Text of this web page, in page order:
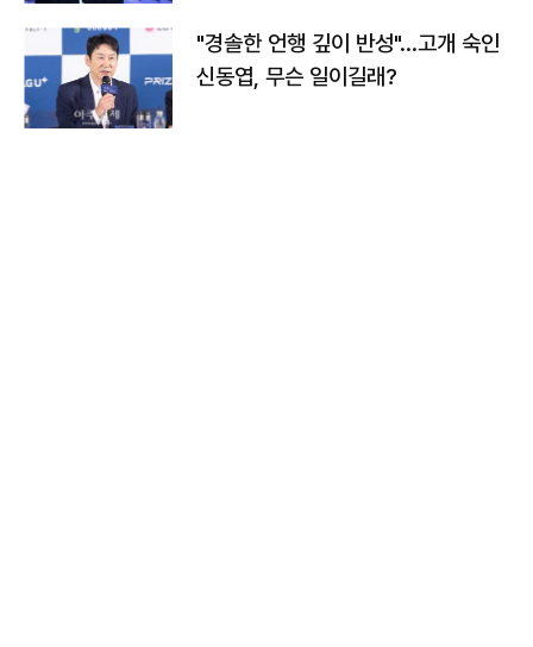
"경솔한 언행 깊이 반성"…고개 숙인
신동엽, 무슨 일이길래?